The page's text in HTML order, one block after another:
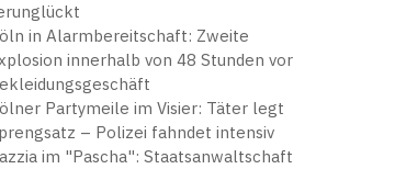
in Alarmbereitschaft: Zweite
innerhalb von 48 Stunden vor
Partymeile im Visier: Täter legt
– Polizei fahndet intensiv
im "Pascha": Staatsanwaltschaft